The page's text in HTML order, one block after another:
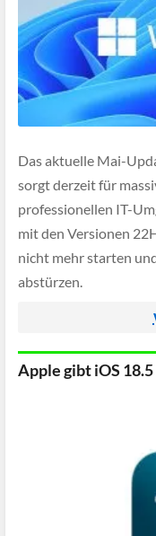
Das aktuelle Mai-
sorgt derzeit für
professionellen IT-
mit den Versionen
nicht mehr starten
abstürzen.
Apple gibt iOS